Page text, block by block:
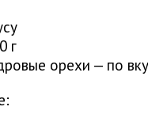
г
орехи — по